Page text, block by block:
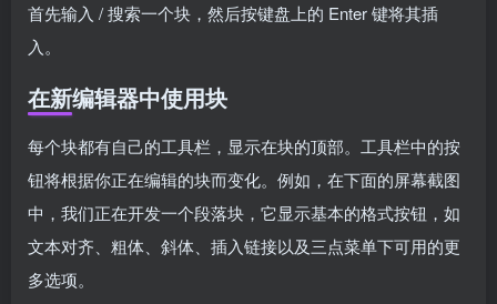
首先输入 / 搜索一个块，然后按键盘上的 Enter 键将其插
入。
在新编辑器中使用块
每个块都有自己的工具栏，显示在块的顶部。工具栏中的按
钮将根据你正在编辑的块而变化。例如，在下面的屏幕截图
中，我们正在开发一个段落块，它显示基本的格式按钮，如
文本对齐、粗体、斜体、插入链接以及三点菜单下可用的更
多选项。